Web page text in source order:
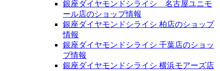
銀座ダイヤモンドシライシ 名古屋ユニモ
ール店のショップ情報
銀座ダイヤモンドシライシ 柏店のショップ
情報
銀座ダイヤモンドシライシ 千葉店のショッ
プ情報
銀座ダイヤモンドシライシ 横浜モアーズ店